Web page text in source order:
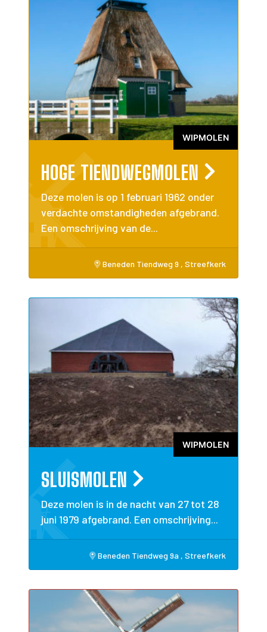
WIPMOLEN
HOGE TIENDWEGMOLEN
Deze molen is op 1 februari 1962 onder
verdachte omstandigheden afgebrand.
Een omschrijving van de...
Beneden Tiendweg 9 , Streefkerk
WIPMOLEN
SLUISMOLEN
Deze molen is in de nacht van 27 tot 28
juni 1979 afgebrand. Een omschrijving...
Beneden Tiendweg 9a , Streefkerk